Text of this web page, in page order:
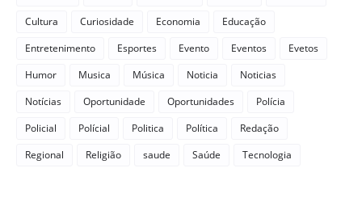
Cultura
Curiosidade Economia
Educação
Entretenimento
Esportes Evento Eventos
Evetos
Humor
Musica Música Noticia
Noticias
Notícias
Oportunidade Oportunidades
Polícia
Policial
Polícial Politica Política
Redação
Regional
Religião saude Saúde Tecnologia